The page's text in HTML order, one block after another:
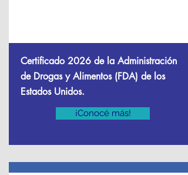
Certificado 2026 de la Administración
de Drogas y Alimentos (FDA) de los
Estados Unidos.
¡Conocé más!